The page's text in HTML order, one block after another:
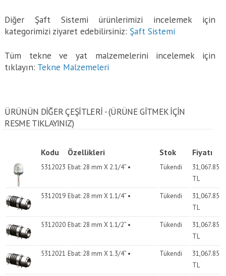
Diğer Şaft Sistemi ürünlerimizi incelemek için
kategorimizi ziyaret edebilirsiniz: Şaft Sistemi
Tüm tekne ve yat malzemelerini incelemek için
tıklayın: Tekne Malzemeleri
ÜRÜNÜN DİĞER ÇEŞİTLERİ - (ÜRÜNE GITMEK IÇIN
RESME TIKLAYINIZ)
Kodu Özellikleri Stok Fiyatı
5312023 Ebat: 28 mm X 2.1/4” • Tükendi
31,067.85
TL
5312019 Ebat: 28 mm X 1.1/4” • Tükendi
31,067.85
TL
5312020 Ebat: 28 mm X 1.1/2” • Tükendi
31,067.85
TL
5312021 Ebat: 28 mm X 1.3/4” • Tükendi
31,067.85
TL